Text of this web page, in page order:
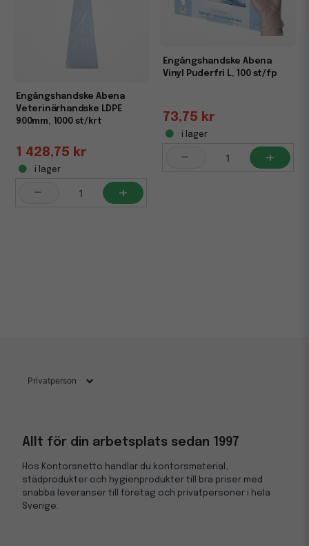
Engångshandske Abena
Veterinärhandske LDPE
900mm, 1000 st/krt
1 428,75 kr
i lager
- +
Engångshandske Abena
Vinyl Puderfri L, 100 st/fp
73,75 kr
i lager
- +
Allt för din arbetsplats sedan 1997
Hos Kontorsnetto handlar du kontorsmaterial,
städprodukter och hygienprodukter till bra priser med
snabba leveranser till företag och privatpersoner i hela
Sverige.